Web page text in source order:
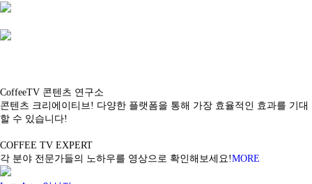
CoffeeTV 콘텐츠 연구소
콘텐츠 크리에이티브! 다양한 플랫폼을 통해 가장 효율적인 효과를 기대
할 수 있습니다!
COFFEE TV EXPERT
각 분야 전문가들의 노하우를 영상으로 확인해보세요!MORE